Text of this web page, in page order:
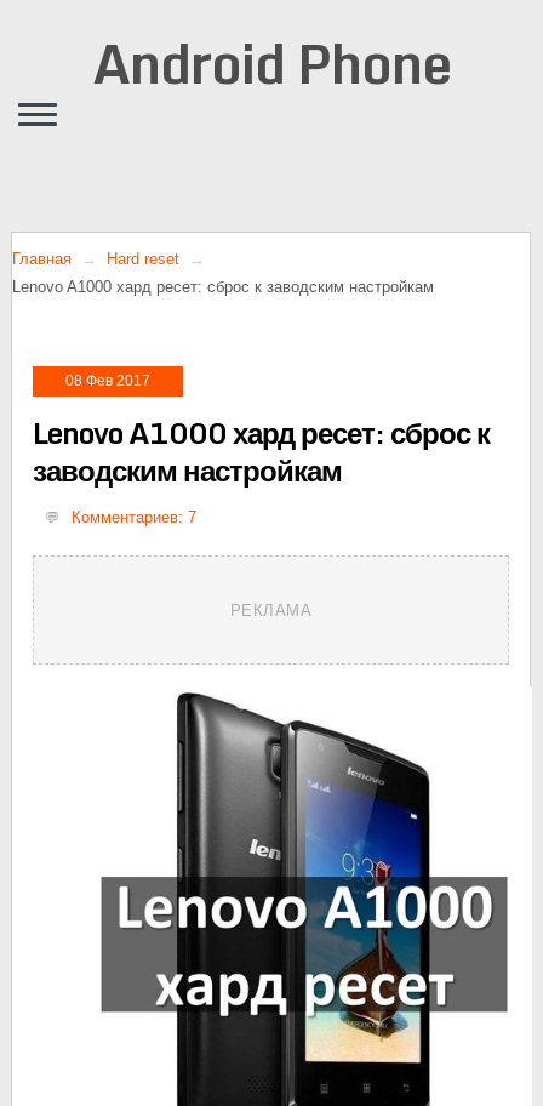
Android Phone
Главная
Hard reset
Lenovo A1000 хард ресет: сброс к заводским настройкам
08 Фев 2017
Lenovo A1000 хард ресет: сброс к
заводским настройкам
Комментариев: 7
РЕКЛАМА